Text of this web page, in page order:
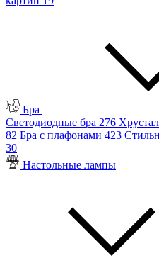
Бра
Светодиодные бра 276
82 Бра с плафонами 423
30
Настольные лампы